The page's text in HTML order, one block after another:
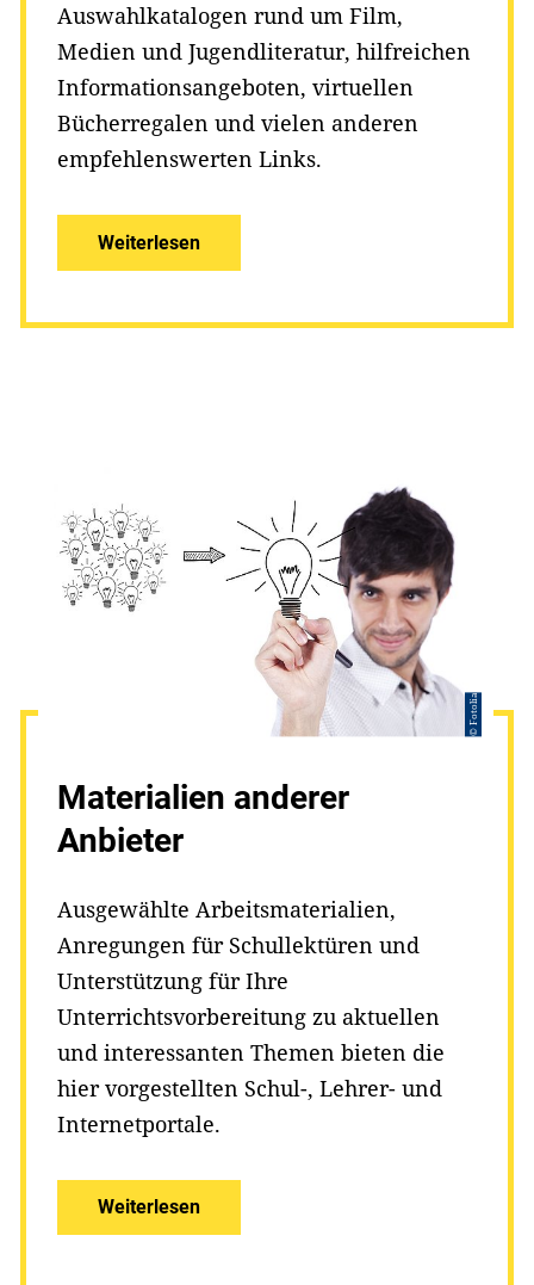
Auswahlkatalogen rund um Film,
Medien und Jugendliteratur, hilfreichen
Informationsangeboten, virtuellen
Bücherregalen und vielen anderen
empfehlenswerten Links.
Weiterlesen
Materialien anderer
Anbieter
Ausgewählte Arbeitsmaterialien,
Anregungen für Schullektüren und
Unterstützung für Ihre
Unterrichtsvorbereitung zu aktuellen
und interessanten Themen bieten die
hier vorgestellten Schul-, Lehrer- und
Internetportale.
Weiterlesen
© Fotolia